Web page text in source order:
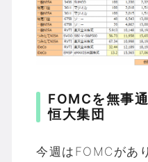
FOMCを無事
恒大集団
今週はFOMCがあ